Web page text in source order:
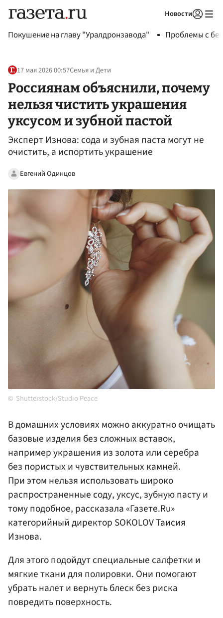
Новости
Покушение на главу "Уралдронзавода" Проблемы с
17 мая 2026 00:57Семья и Дети
Россиянам объяснили, почему
нельзя чистить украшения
уксусом и зубной пастой
Эксперт Изнова: сода и зубная паста могут не
очистить, а испортить украшение
Евгений Одинцов
Shutterstock/Studio Peace
В домашних условиях можно аккуратно очищать
базовые изделия без сложных вставок,
например украшения из золота или серебра
без пористых и чувствительных камней.
При этом нельзя использовать широко
распространенные соду, уксус, зубную пасту и
тому подобное, рассказала «Газете.Ru»
категорийный директор SOKOLOV Таисия
Изнова.
Для этого подойдут специальные салфетки и
мягкие ткани для полировки. Они помогают
убрать налет и вернуть блеск без риска
повредить поверхность.